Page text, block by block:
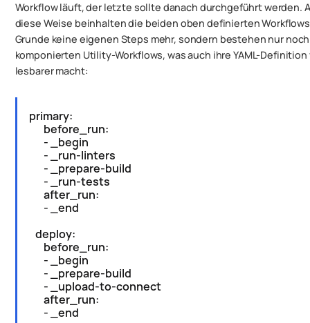
Workflow läuft, der letzte sollte danach durchgeführt werden.
diese Weise beinhalten die beiden oben definierten
Grunde keine eigenen Steps mehr, sondern bestehen nur
komponierten Utility-Workflows, was auch ihre YAML-Definition
lesbarer macht:
primary:
before_run:
- _begin
- _run-linters
- _prepare-build
- _run-tests
after_run:
- _end
deploy:
before_run:
- _begin
- _prepare-build
- _upload-to-connect
after_run:
- _end